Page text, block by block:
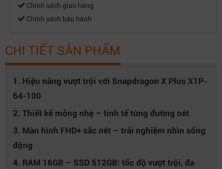
Chính sách giao hàng
Chính sách bảo hành
CHI TIẾT SẢN PHẨM
1. Hiệu năng vượt trội với Snapdragon X Plus X1P-
64-100
2. Thiết kế mỏng nhẹ – tinh tế từng đường nét
3. Màn hình FHD+ sắc nét – trải nghiệm nhìn sống
động
4. RAM 16GB – SSD 512GB: tốc độ vượt trội, đa